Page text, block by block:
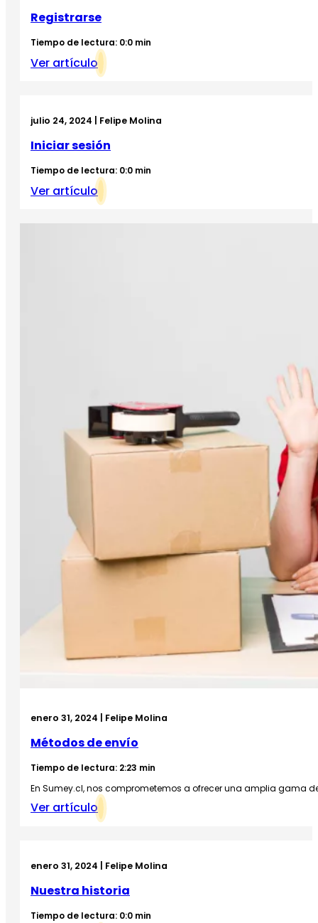
Registrarse
Tiempo de lectura: 0:0 min
Ver artículo
julio 24, 2024 | Felipe Molina
Iniciar sesión
Tiempo de lectura: 0:0 min
Ver artículo
enero 31, 2024 | Felipe Molina
Métodos de envío
Tiempo de lectura: 2:23 min
En Sumey.cl, nos comprometemos a ofrecer una amplia gama
Ver artículo
enero 31, 2024 | Felipe Molina
Nuestra historia
Tiempo de lectura: 0:0 min